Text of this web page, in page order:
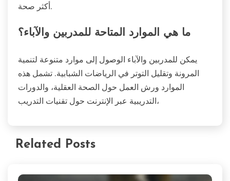
أكثر صحة.
ما هي الموارد المتاحة للمدربين والآباء؟
يمكن للمدربين والآباء الوصول إلى موارد متنوعة لتنمية
المرونة وتقليل التوتر في الرياضات الشبابية. تشمل هذه
الموارد ورش العمل حول الصحة العقلية، والدورات
التدريبية عبر الإنترنت حول تقنيات التدريب،
Related Posts